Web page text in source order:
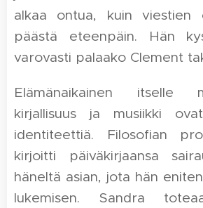
alkaa ontua, kuin viestien
päästä eteenpäin. Hän
varovasti palaako Clement
Elämänaikainen itselle
kirjallisuus ja musiikki
identiteettiä. Filosofian
kirjoitti päiväkirjaansa
häneltä asian, jota hän
lukemisen. Sandra